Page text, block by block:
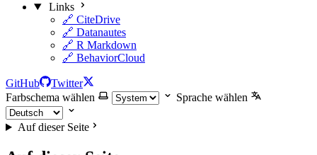
Links
🔗 CiteDrive
🔗 Datanautes
🔗 R Markdown
🔗 BehaviorCloud
GitHub
Twitter
Farbschema wählen
Sprache wählen
Auf dieser Seite